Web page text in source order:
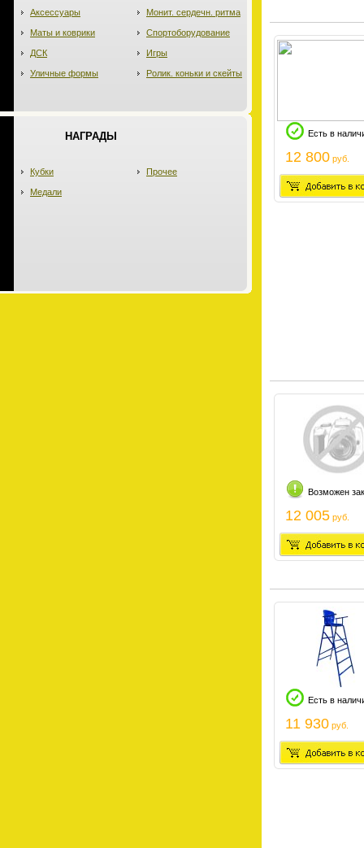
Аксессуары
Маты и коврики
ДСК
Уличные формы
Монит. сердечн. ритма
Спортоборудование
Игры
Ролик. коньки и скейты
НАГРАДЫ
Кубки
Медали
Прочее
Есть в
12 800 руб.
Возможен
12 005 руб.
Есть в
11 930 руб.